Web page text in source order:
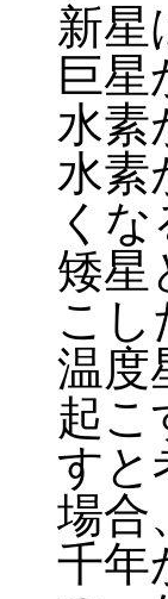
新星
巨
水素
水素
く
矮星
こし
温度
起こ
すと
場合
千年